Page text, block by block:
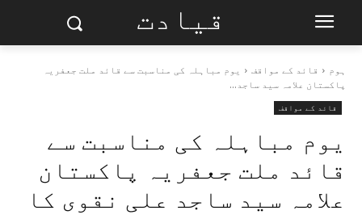
قیادت
ہوم قائد کے مواقف
یوم مباہلہ کی مناسبت سے قائد ملت جعفریہ
پاکستان علامہ سید ساجد...
قائد کے مواقف
یوم مباہلہ کی مناسبت سے
قائد ملت جعفریہ پاکستان
علامہ سید ساجد علی نقوی کا